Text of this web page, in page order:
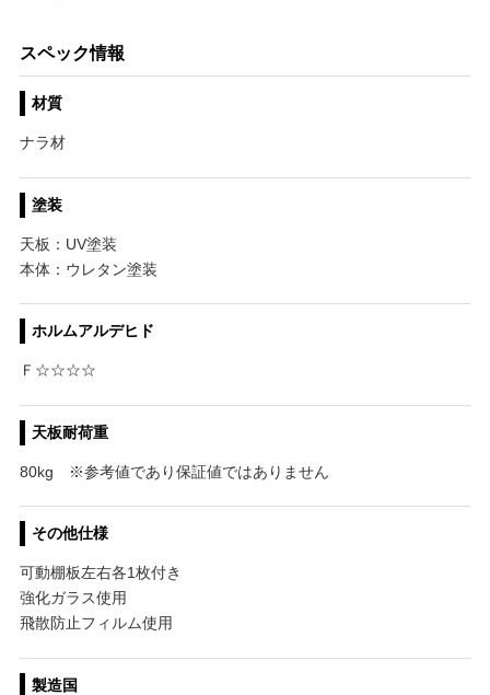
スペック情報
材質
ナラ材
塗装
天板：UV塗装
本体：ウレタン塗装
ホルムアルデヒド
Ｆ☆☆☆☆
天板耐荷重
80kg ※参考値であり保証値ではありません
その他仕様
可動棚板左右各1枚付き
強化ガラス使用
飛散防止フィルム使用
製造国